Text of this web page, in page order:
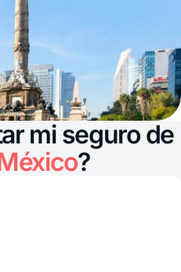
mi seguro de
?